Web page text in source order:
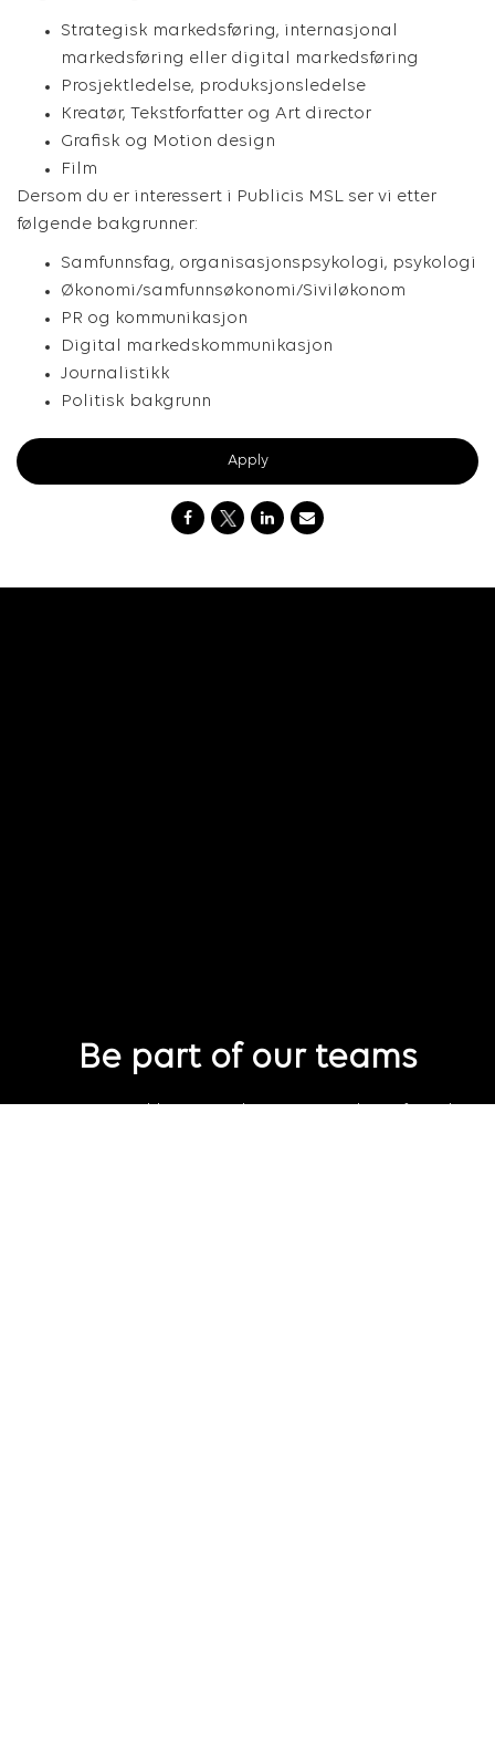
Strategisk markedsføring, internasjonal
markedsføring eller digital markedsføring
Prosjektledelse, produksjonsledelse
Kreatør, Tekstforfatter og Art director
Grafisk og Motion design
Film
Dersom du er interessert i Publicis MSL ser vi etter
følgende bakgrunner:
Samfunnsfag, organisasjonspsykologi, psykologi
Økonomi/samfunnsøkonomi/Siviløkonom
PR og kommunikasjon
Digital markedskommunikasjon
Journalistikk
Politisk bakgrunn
Apply
Be part of our teams